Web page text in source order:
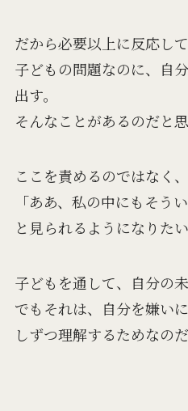
だから必要以上に反応して
子どもの問題なのに、自
出す。
そんなことがあるのだと思
ここを責めるのではなく、
「ああ、私の中にもそう
と見られるようになりたい
子どもを通して、自分の
でもそれは、自分を嫌い
しずつ理解するためなの